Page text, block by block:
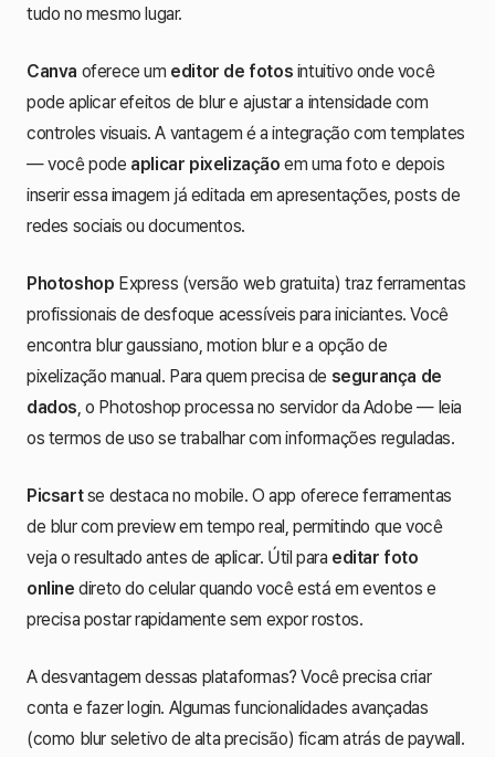
tudo no mesmo lugar.
Canva oferece um editor de fotos intuitivo onde você
pode aplicar efeitos de blur e ajustar a intensidade com
controles visuais. A vantagem é a integração com templates
— você pode aplicar pixelização em uma foto e depois
inserir essa imagem já editada em apresentações, posts de
redes sociais ou documentos.
Photoshop Express (versão web gratuita) traz ferramentas
profissionais de desfoque acessíveis para iniciantes. Você
encontra blur gaussiano, motion blur e a opção de
pixelização manual. Para quem precisa de segurança de
dados, o Photoshop processa no servidor da Adobe — leia
os termos de uso se trabalhar com informações reguladas.
Picsartse destaca no mobile. O app oferece ferramentas
de blur com preview em tempo real, permitindo que você
veja o resultado antes de aplicar. Útil para editar foto
online direto do celular quando você está em eventos e
precisa postar rapidamente sem expor rostos.
A desvantagem dessas plataformas? Você precisa criar
conta e fazer login. Algumas funcionalidades avançadas
(como blur seletivo de alta precisão) ficam atrás de paywall.